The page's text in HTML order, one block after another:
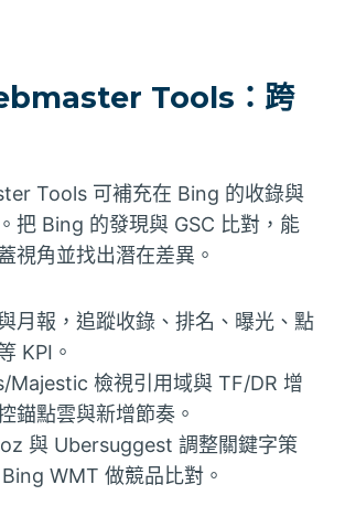
Tools：跨
Tools 可補充在 Bing 的收錄與
把 Bing 的發現與 GSC 比對，能
視角並找出潛在差異。
月報，追蹤收錄、排名、曝光、點
KPI。
Majestic 檢視引用域與 TF/DR 增
錨點雲與新增節奏。
與 Ubersuggest 調整關鍵字策
WMT 做競品比對。